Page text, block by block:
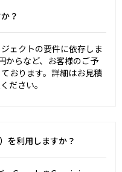
？
ェクトの要件に依存しま
からなど、お客様のご予
おります。詳細はお見積
ださい。
を利用しますか？